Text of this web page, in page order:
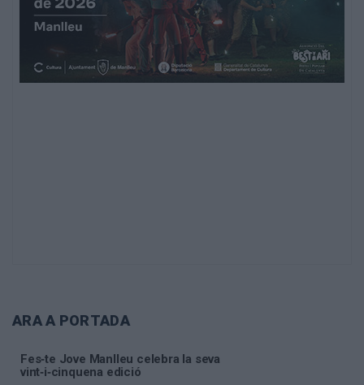
ARA A PORTADA
Fes‑te Jove Manlleu celebra la seva
vint‑i‑cinquena edició